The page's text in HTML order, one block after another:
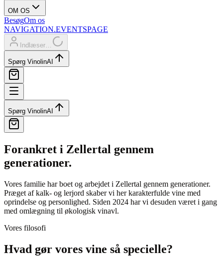
OM OS
BesøgOm os
NAVIGATION.EVENTSPAGE
Indlæser…
Spørg VinolinAI
Spørg VinolinAI
Forankret i Zellertal gennem
generationer.
Vores familie har boet og arbejdet i Zellertal gennem generationer.
Præget af kalk- og lerjord skaber vi her karakterfulde vine med
oprindelse og personlighed. Siden 2024 har vi desuden været i gang
med omlægning til økologisk vinavl.
Vores filosofi
Hvad gør vores vine så specielle?